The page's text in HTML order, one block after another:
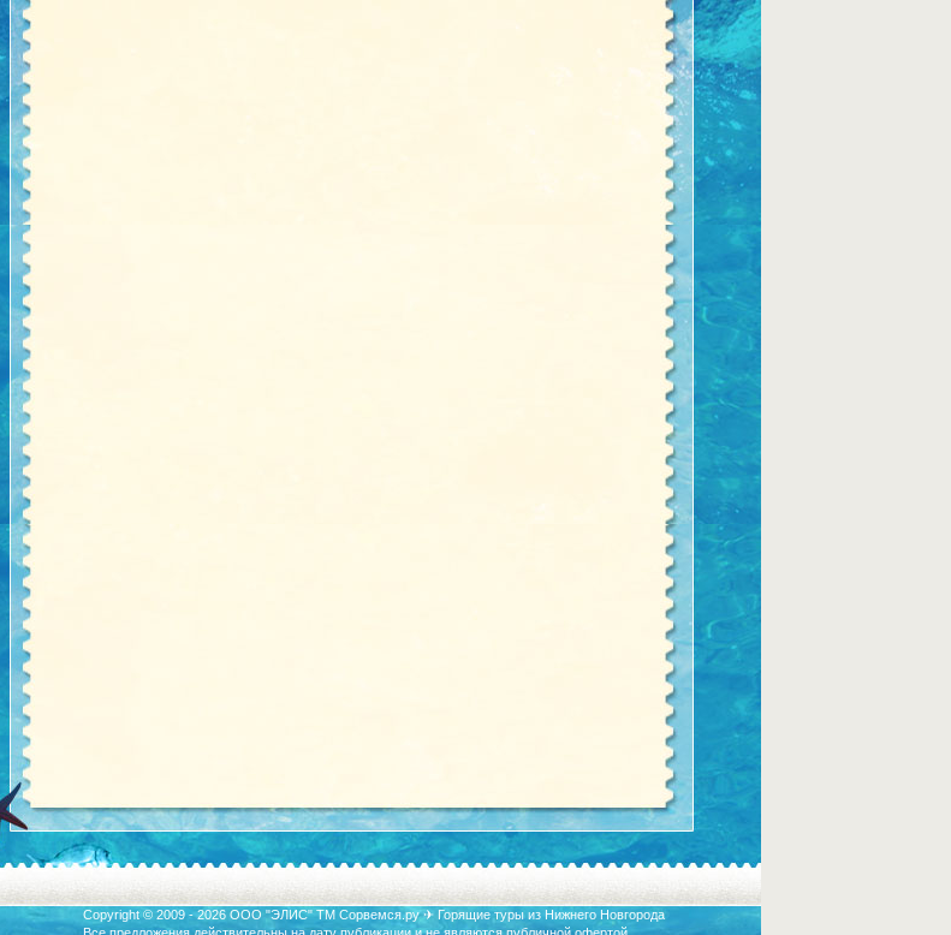
Copyright © 2009 - 2026 ООО "ЭЛИС" ТМ Сорвемся.ру ✈ Горящие туры из Нижнего Новгорода